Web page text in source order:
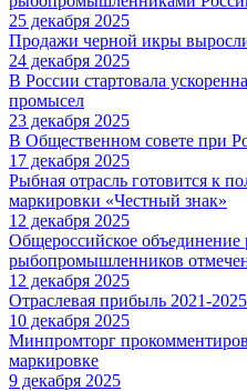
25 декабря 2025
Продажи черной икры
24 декабря 2025
В России стартовала
промысел
23 декабря 2025
В Общественном совете при
17 декабря 2025
Рыбная отрасль готовится к
маркировки «Честный знак»
12 декабря 2025
Общероссийское объединение
рыбопромышленников
12 декабря 2025
Отраслевая прибыль 2021-
10 декабря 2025
Минпромторг
маркировке
9 декабря 2025